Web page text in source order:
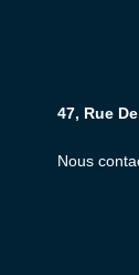
47, Rue
Nous